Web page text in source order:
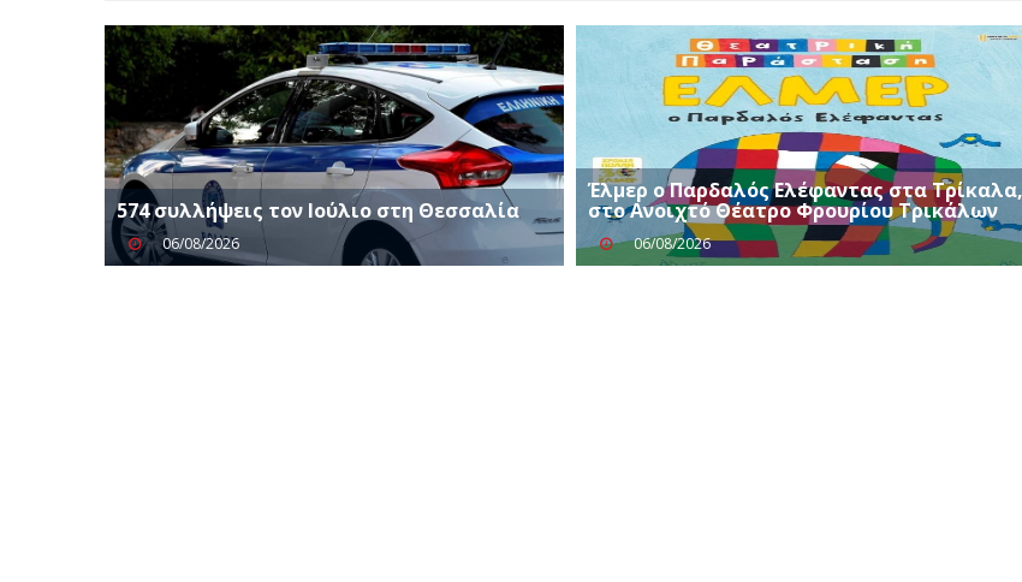
574 συλλήψεις τον Ιούλιο στη Θεσσαλία
06/08/2026
Έλμερ ο Παρδαλός Ελέφαντας στα Τρίκαλα,
στο Ανοιχτό Θέατρο Φρουρίου Τρικάλων
06/08/2026